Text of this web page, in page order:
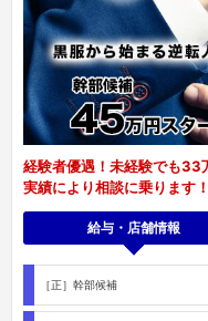
経験者優遇！未経験でも33
実績により相談に乗ります！
給与・店舗情報
［正］幹部候補